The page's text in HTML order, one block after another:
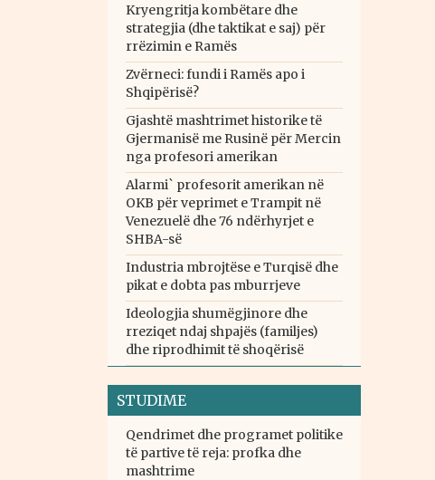
Kryengritja kombëtare dhe
strategjia (dhe taktikat e saj) për
rrëzimin e Ramës
Zvërneci: fundi i Ramës apo i
Shqipërisë?
Gjashtë mashtrimet historike të
Gjermanisë me Rusinë për Mercin
nga profesori amerikan
Alarmi` profesorit amerikan në
OKB për veprimet e Trampit në
Venezuelë dhe 76 ndërhyrjet e
SHBA-së
Industria mbrojtëse e Turqisë dhe
pikat e dobta pas mburrjeve
Ideologjia shumëgjinore dhe
rreziqet ndaj shpajës (familjes)
dhe riprodhimit të shoqërisë
STUDIME
Qendrimet dhe programet politike
të partive të reja: profka dhe
mashtrime